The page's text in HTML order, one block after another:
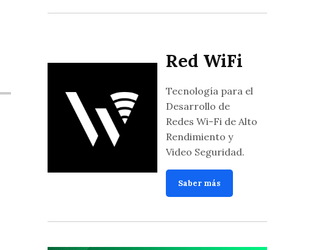
Red WiFi
Tecnología para el
Desarrollo de
Redes Wi-Fi de Alto
Rendimiento y
Video Seguridad.
Saber más